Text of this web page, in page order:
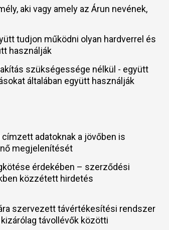
aki vagy amely az Árun nevének,
tudjon működni olyan hardverrel és
használják
szükségessége nélkül - együtt
általában együtt használják
adatoknak a jövőben is
megjelenítését
érdekében – szerződési
közzétett hirdetés
szervezett távértékesítési rendszer
távollévők közötti